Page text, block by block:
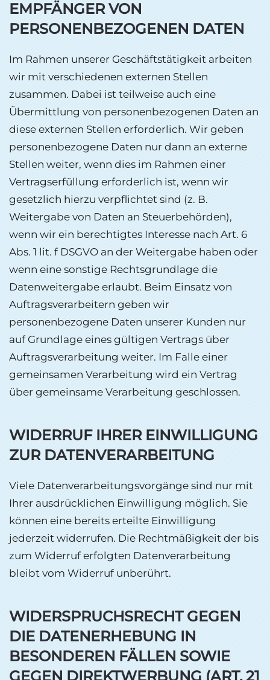
EMPFÄNGER VON
PERSONENBEZOGENEN DATEN
Im Rahmen unserer Geschäftstätigkeit arbeiten
wir mit verschiedenen externen Stellen
zusammen. Dabei ist teilweise auch eine
Übermittlung von personenbezogenen Daten an
diese externen Stellen erforderlich. Wir geben
personenbezogene Daten nur dann an externe
Stellen weiter, wenn dies im Rahmen einer
Vertragserfüllung erforderlich ist, wenn wir
gesetzlich hierzu verpflichtet sind (z. B.
Weitergabe von Daten an Steuerbehörden),
wenn wir ein berechtigtes Interesse nach Art. 6
Abs. 1 lit. f DSGVO an der Weitergabe haben oder
wenn eine sonstige Rechtsgrundlage die
Datenweitergabe erlaubt. Beim Einsatz von
Auftragsverarbeitern geben wir
personenbezogene Daten unserer Kunden nur
auf Grundlage eines gültigen Vertrags über
Auftragsverarbeitung weiter. Im Falle einer
gemeinsamen Verarbeitung wird ein Vertrag
über gemeinsame Verarbeitung geschlossen.
WIDERRUF IHRER EINWILLIGUNG
ZUR DATENVERARBEITUNG
Viele Datenverarbeitungsvorgänge sind nur mit
Ihrer ausdrücklichen Einwilligung möglich. Sie
können eine bereits erteilte Einwilligung
jederzeit widerrufen. Die Rechtmäßigkeit der bis
zum Widerruf erfolgten Datenverarbeitung
bleibt vom Widerruf unberührt.
WIDERSPRUCHSRECHT GEGEN
DIE DATENERHEBUNG IN
BESONDEREN FÄLLEN SOWIE
GEGEN DIREKTWERBUNG (ART. 21